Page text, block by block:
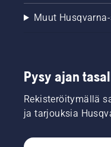
Muut
Pysy ajan
Rekisteröitymällä
ja tarjouksia